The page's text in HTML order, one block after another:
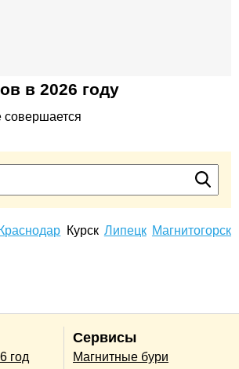
в 2026 году
совершается
Краснодар Курск Липецк Магнитогорск
год
Сервисы
Магнитные бури